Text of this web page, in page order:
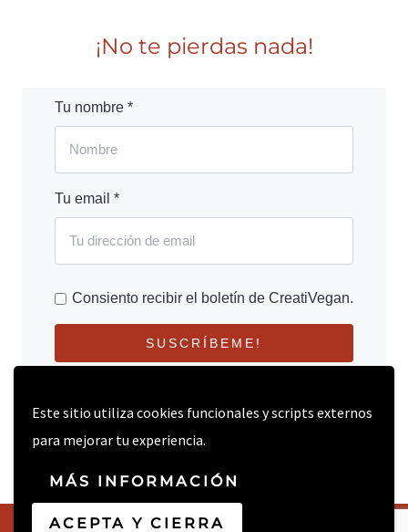
Este sitio utiliza cookies funcionales y scripts externos
para mejorar tu experiencia.
MÁS INFORMACIÓN
ACEPTA Y CIERRA
¡No te pierdas nada!
Tu nombre *
Tu email *
Consiento recibir el boletín de CreatiVegan.
SUSCRÍBEME!